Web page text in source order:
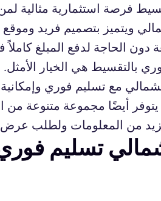
فرصة استثمارية مثالية
بتصميم فريد وموقع
الحاجة لدفع المبلغ
بالتقسيط هي الخيار الأمثل.
مع تسليم فوري
أيضًا مجموعة متنوعة
من المعلومات ولطلب
تسليم